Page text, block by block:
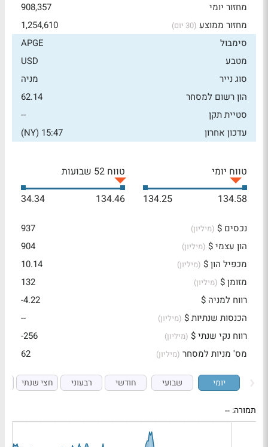
מחזור יומי
908,357
מחזור ממוצע (30 יום)
1,254,610
סימבול
APGE
מטבע
USD
סוג נייר
מניה
הון רשום למסחר
62.14
סטיית תקן
--
עדכון אחרון
15:47 (NY)
טווח יומי
134.58
134.25
טווח 52 שבועות
134.46
34.34
נכסים $ (מיליון)
937
הון עצמי $ (מיליון)
904
מכפיל הון $ (מיליון)
10.14
מזומן $ (מיליון)
132
רווח למניה $
-4.22
הכנסות שנתיות $ (מיליון)
--
רווח נקי שנתי $ (מיליון)
-256
מס' מניות למסחר (מיליון) 62
יומי שבועי חודשי רבעוני חצי שנתי
תמורה: --